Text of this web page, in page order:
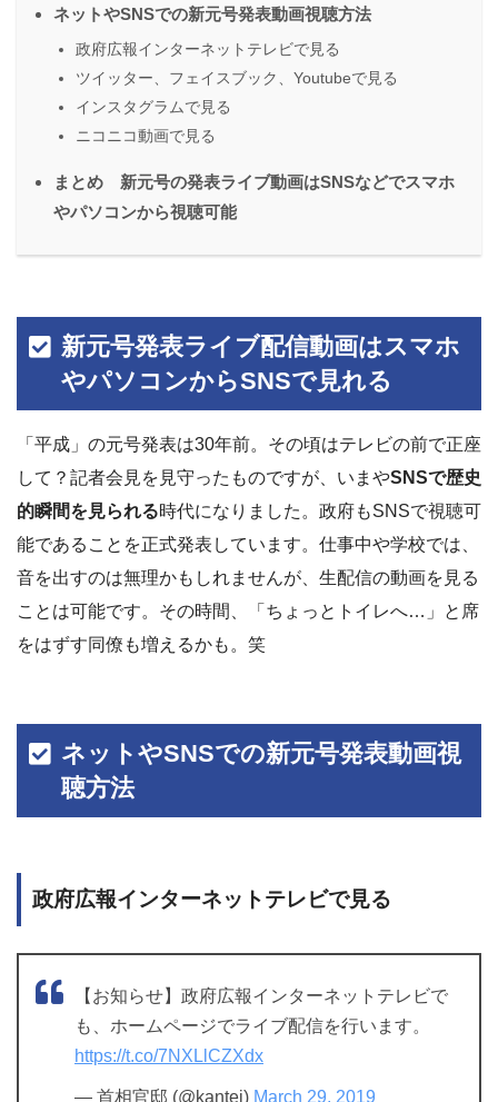
ネットやSNSでの新元号発表動画視聴方法
政府広報インターネットテレビで見る
ツイッター、フェイスブック、Youtubeで見る
インスタグラムで見る
ニコニコ動画で見る
まとめ 新元号の発表ライブ動画はSNSなどでスマホ
やパソコンから視聴可能
新元号発表ライブ配信動画はスマホ
やパソコンからSNSで見れる
「平成」の元号発表は30年前。その頃はテレビの前で正座
して？記者会見を見守ったものですが、いまやSNSで歴史
的瞬間を見られる時代になりました。政府もSNSで視聴可
能であることを正式発表しています。仕事中や学校では、
音を出すのは無理かもしれませんが、生配信の動画を見る
ことは可能です。その時間、「ちょっとトイレへ…」と席
をはずす同僚も増えるかも。笑
ネットやSNSでの新元号発表動画視
聴方法
政府広報インターネットテレビで見る
【お知らせ】政府広報インターネットテレビで
も、ホームページでライブ配信を行います。
https://t.co/7NXLlCZXdx
— 首相官邸 (@kantei) March 29, 2019